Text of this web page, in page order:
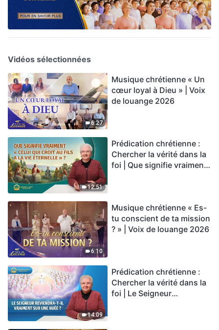
Vidéos sélectionnées
6:27
Musique chrétienne « Un
cœur loyal à Dieu » | Voix
de louange 2026
12:51
Prédication chrétienne :
Chercher la vérité dans la
foi | Que signifie vraiment
6:10
Musique chrétienne « Es-
tu conscient de ta mission
? » | Voix de louange 2026
14:09
Prédication chrétienne :
Chercher la vérité dans la
foi | Le Seigneur